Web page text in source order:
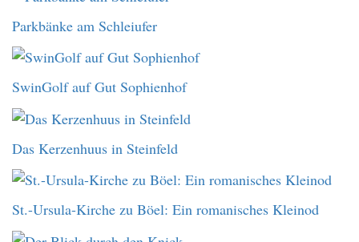
Parkbänke am Schleiufer
SwinGolf auf Gut Sophienhof
Das Kerzenhuus in Steinfeld
St.-Ursula-Kirche zu Böel: Ein romanisches Kleinod